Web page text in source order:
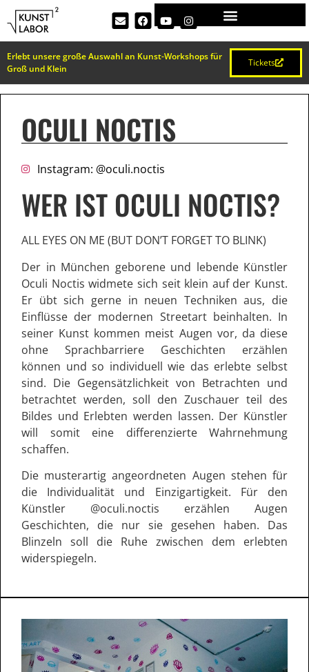
Erlebt unsere große Auswahl an Kunst-Workshops für
Groß und Klein
Tickets
OCULI NOCTIS
Instagram: @oculi.noctis
WER IST OCULI NOCTIS?
ALL EYES ON ME (BUT DON’T FORGET TO BLINK)
Der in München geborene und lebende Künstler
Oculi Noctis widmete sich seit klein auf der Kunst.
Er übt sich gerne in neuen Techniken aus, die
Einflüsse der modernen Streetart beinhalten. In
seiner Kunst kommen meist Augen vor, da diese
ohne Sprachbarriere Geschichten erzählen
können und so individuell wie das erlebte selbst
sind. Die Gegensätzlichkeit von Betrachten und
betrachtet werden, soll den Zuschauer teil des
Bildes und Erlebten werden lassen. Der Künstler
will somit eine differenzierte Wahrnehmung
schaffen.
Die musterartig angeordneten Augen stehen für
die Individualität und Einzigartigkeit. Für den
Künstler @oculi.noctis erzählen Augen
Geschichten, die nur sie gesehen haben. Das
Blinzeln soll die Ruhe zwischen dem erlebten
widerspiegeln.